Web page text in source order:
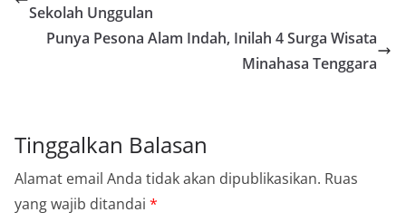
Sekolah Unggulan
Punya Pesona Alam Indah, Inilah 4 Surga Wisata
Minahasa Tenggara
Tinggalkan Balasan
Alamat email Anda tidak akan dipublikasikan. Ruas
yang wajib ditandai *